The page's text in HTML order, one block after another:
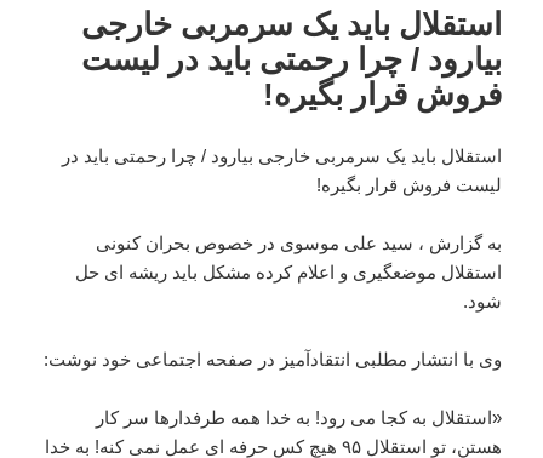
استقلال باید یک سرمربی خارجی
بیارود / چرا رحمتی باید در لیست
فروش قرار بگیره!
استقلال باید یک سرمربی خارجی بیارود / چرا رحمتی باید در
لیست فروش قرار بگیره!
به گزارش ، سید علی موسوی در خصوص بحران کنونی
استقلال موضعگیری و اعلام کرده مشکل باید ریشه ای حل
شود.
وی با انتشار مطلبی انتقادآمیز در صفحه اجتماعی خود نوشت:
«استقلال به کجا می رود! به خدا همه طرفدارها سر کار
هستن، تو استقلال ٩۵ هیچ کس حرفه ای عمل نمی کنه! به خدا